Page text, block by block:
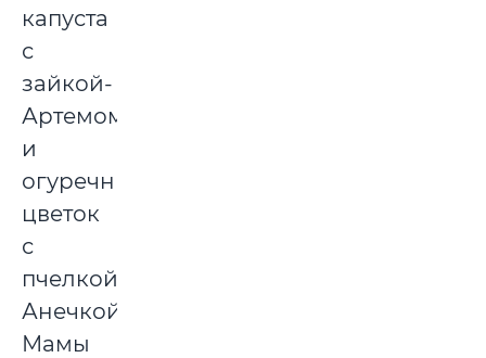
капуста
с
зайкой-
Артемом
и
огуречный
цветок
с
пчелкой-
Анечкой.
Мамы